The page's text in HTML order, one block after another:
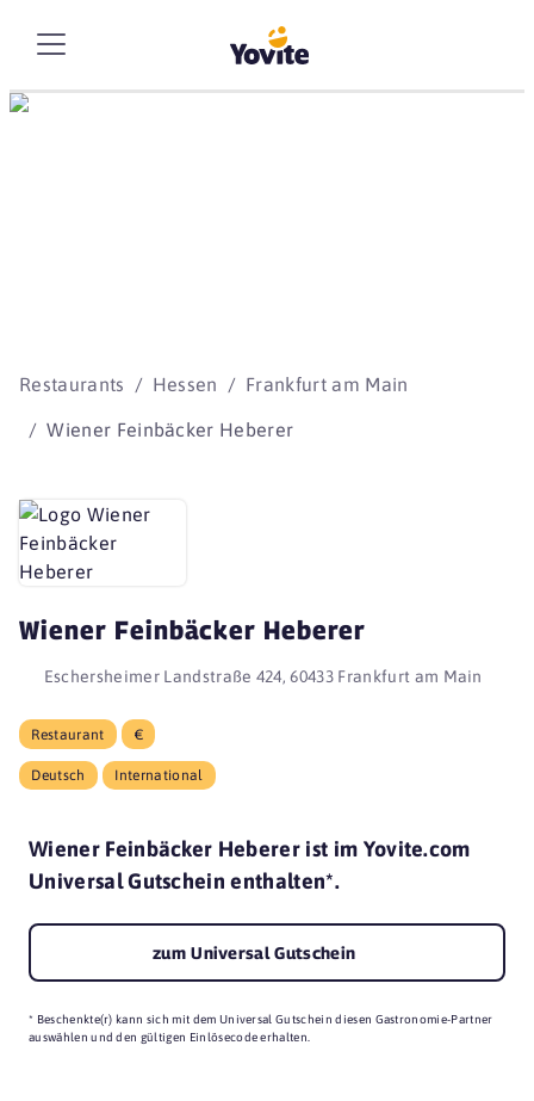
Restaurants Hessen Frankfurt am Main
Wiener Feinbäcker Heberer
Wiener Feinbäcker Heberer
Eschersheimer Landstraße 424, 60433 Frankfurt am Main
Restaurant €
Deutsch International
Wiener Feinbäcker Heberer ist im Yovite.com
Universal Gutschein enthalten*.
zum Universal Gutschein
* Beschenkte(r) kann sich mit dem Universal Gutschein diesen Gastronomie-Partner
auswählen und den gültigen Einlösecode erhalten.